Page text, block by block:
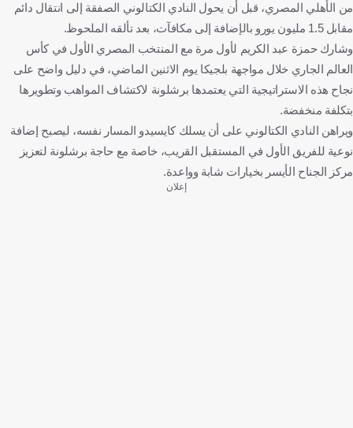
من الأهلي المصري، قبل أن يحول النادي الكتالوني الصفقة إلى انتقال دائم
مقابل 1.5 مليون يورو بالإضافة إلى مكافآت، بعد تألقه الملحوظ.
وشارك حمزة عبد الكريم لأول مرة مع المنتخب المصري الأول في كأس
العالم الجاري خلال مواجهة بلجيكا يوم الاثنين الماضي، في دليل واضح على
نجاح هذه الاستراتيجية التي يعتمدها برشلونة لاكتشاف المواهب وتطويرها
بتكلفة منخفضة.
ويراهن النادي الكتالوني على أن يسلك كايسيدو المسار نفسه، ليصبح إضافة
نوعية للفريق الأول في المستقبل القريب، خاصة مع حاجة برشلونة لتعزيز
مركز الجناح الأيسر بخيارات شابة وواعدة.
إعلان